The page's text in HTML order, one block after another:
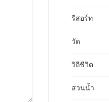
รีสอร์ท
วัด
วิถีชีวิต
สวนน้ำ